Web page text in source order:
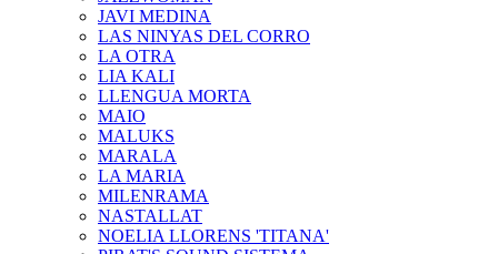
JAVI MEDINA
LAS NINYAS DEL CORRO
LA OTRA
LIA KALI
LLENGUA MORTA
MAIO
MALUKS
MARALA
LA MARIA
MILENRAMA
NASTALLAT
NOELIA LLORENS 'TITANA'